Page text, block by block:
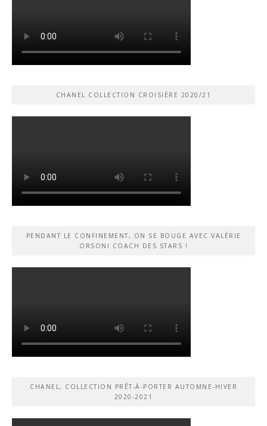
CHANEL COLLECTION CROISIÈRE 2020/21
PENDANT LE CONFINEMENT, ON SE BOUGE AVEC VALÉRIE
ORSONI COACH DES STARS !
CHANEL, COLLECTION PRÊT-À-PORTER AUTOMNE-HIVER
2020-2021